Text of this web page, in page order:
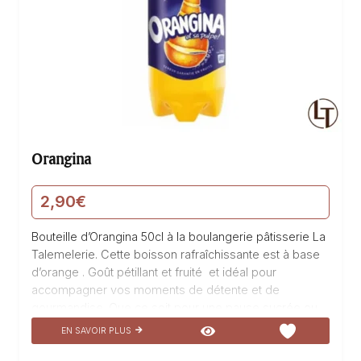
Orangina
2,90€
Bouteille d’Orangina 50cl à la boulangerie pâtisserie La
Talemelerie. Cette boisson rafraîchissante est à base
d’orange . Goût pétillant et fruité et idéal pour
accompagner vos moments de détente et de
pour agrémenter vos repas.
EN SAVOIR PLUS